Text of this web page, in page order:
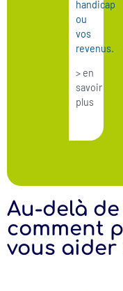
handicap
ou
vos
revenus.
> en
savoir
plus
Au-delà
comment
vous aider